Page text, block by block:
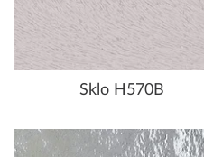
Sklo H570B